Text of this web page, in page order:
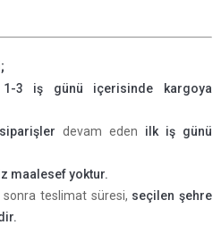
1-3 iş günü içerisinde kargoya
devam eden ilk iş günü
maalesef yoktur.
teslimat süresi, seçilen şehre